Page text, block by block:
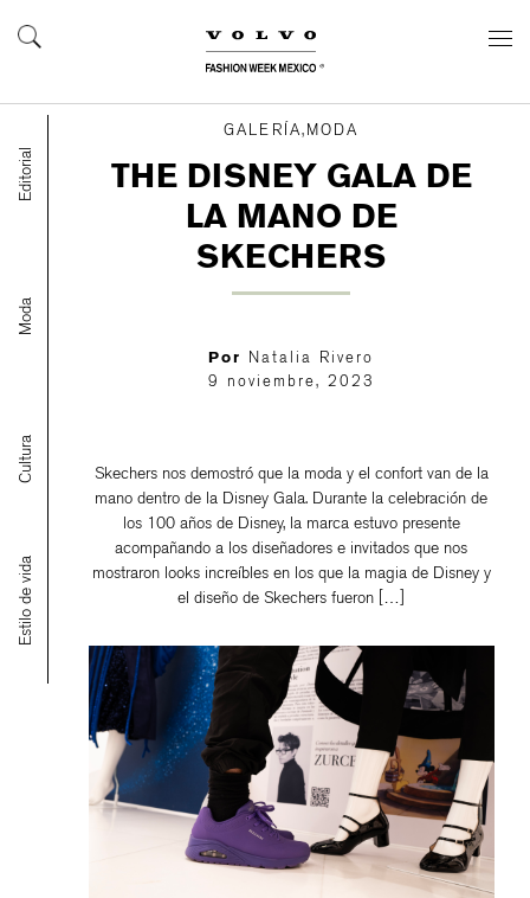
Editorial
Moda
Cultura
Estilo de vida
GALERÍA,MODA
THE DISNEY GALA DE
LA MANO DE
SKECHERS
Por Natalia Rivero
9 noviembre, 2023
Skechers nos demostró que la moda y el confort van de la
mano dentro de la Disney Gala. Durante la celebración de
los 100 años de Disney, la marca estuvo presente
acompañando a los diseñadores e invitados que nos
mostraron looks increíbles en los que la magia de Disney y
el diseño de Skechers fueron […]